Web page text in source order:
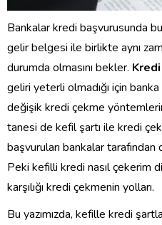
Bankalar kredi başvurusunda
gelir belgesi ile birlikte aynı
durumda olmasını bekler.
geliri yeterli olmadığı için
değişik kredi çekme
tanesi de kefil şartı ile kredi
başvuruları bankalar
Peki kefilli kredi nasıl çekerim
karşılığı kredi çekmenin yolları.
Bu yazımızda, kefille kredi